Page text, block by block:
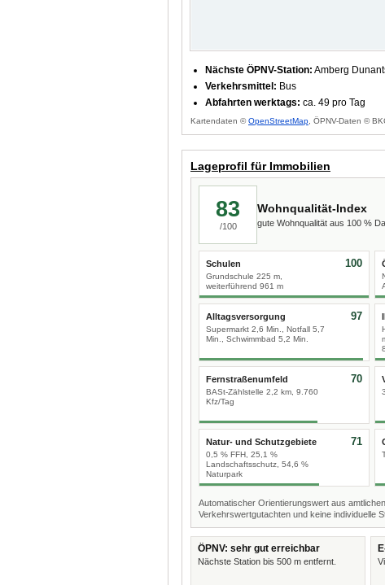
Nächste ÖPNV-Station: Amberg
Verkehrsmittel: Bus
Abfahrten werktags: ca. 49 pro Tag
Kartendaten ©OpenStreetMap , ÖPNV-Daten ©
Lageprofil für Immobilien
83
/100
Wohnqualität-Index
gute Wohnqualität aus 100 %
Schulen
Grundschule 225 m,
weiterführend 961 m
100
Alltagsversorgung
Supermarkt 2,6 Min., Notfall 5,7
Min., Schwimmbad 5,2 Min.
97
Fernstraßenumfeld
BASt-Zählstelle 2,2 km, 9.760
Kfz/Tag
70
Natur- und Schutzgebiete
0,5 % FFH, 25,1 %
Landschaftsschutz, 54,6 %
Naturpark
71
Automatischer Orientierungswert aus
Verkehrswertgutachten und keine individuelle
ÖPNV: sehr gut erreichbar
Nächste Station bis 500 m entfernt.